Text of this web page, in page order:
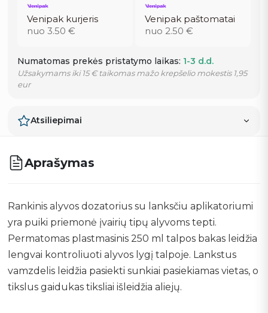
Venipak kurjeris
nuo 3.50 €
Venipak paštomatai
nuo 2.50 €
Numatomas prekės pristatymo laikas: 1-3 d.d.
Užsakymams iki 15 € taikomas mažo krepšelio mokestis 1,95
eur
Atsiliepimai
Aprašymas
Rankinis alyvos dozatorius su lanksčiu aplikatoriumi
yra puiki priemonė įvairių tipų alyvoms tepti.
Permatomas plastmasinis 250 ml talpos bakas leidžia
lengvai kontroliuoti alyvos lygį talpoje. Lankstus
vamzdelis leidžia pasiekti sunkiai pasiekiamas vietas, o
tikslus gaidukas tiksliai išleidžia aliejų.